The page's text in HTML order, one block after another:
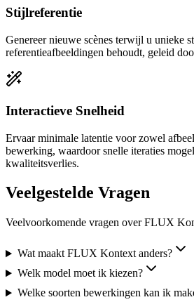
Stijlreferentie
Genereer nieuwe scènes terwijl u unieke
referentieafbeeldingen behoudt, geleid
Interactieve Snelheid
Ervaar minimale latentie voor zowel
bewerking, waardoor snelle iteraties
kwaliteitsverlies.
Veelgestelde Vragen
Veelvoorkomende vragen over FLUX
Wat maakt FLUX Kontext anders?
Welk model moet ik kiezen?
Welke soorten bewerkingen kan ik